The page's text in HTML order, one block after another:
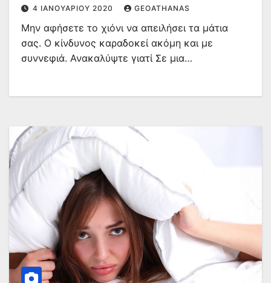
4 ΙΑΝΟΥΑΡΊΟΥ 2020 GEOATHANAS
Μην αφήσετε το χιόνι να απειλήσει τα μάτια
σας. Ο κίνδυνος καραδοκεί ακόμη και με
συννεφιά. Ανακαλύψτε γιατί Σε μια…